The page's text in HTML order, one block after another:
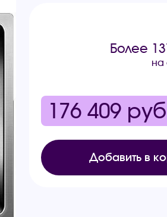
Более
на
176 409
Добавить в